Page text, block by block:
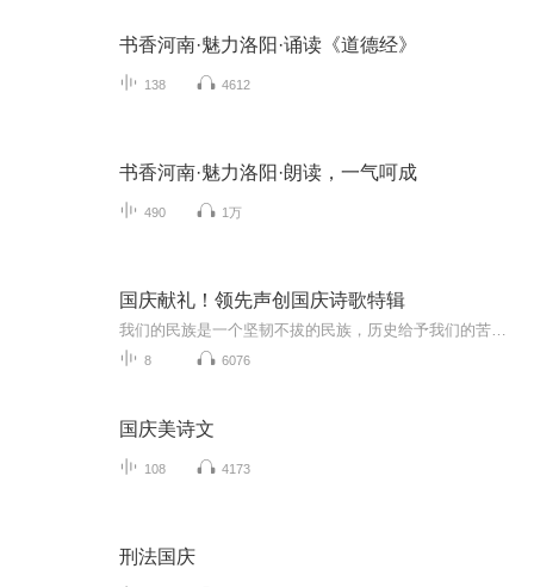
书香河南·魅力洛阳·诵读《道德经》
138 4612
书香河南·魅力洛阳·朗读，一气呵成
490 1万
国庆献礼！领先声创国庆诗歌特辑
8 6076
国庆美诗文
108 4173
刑法国庆